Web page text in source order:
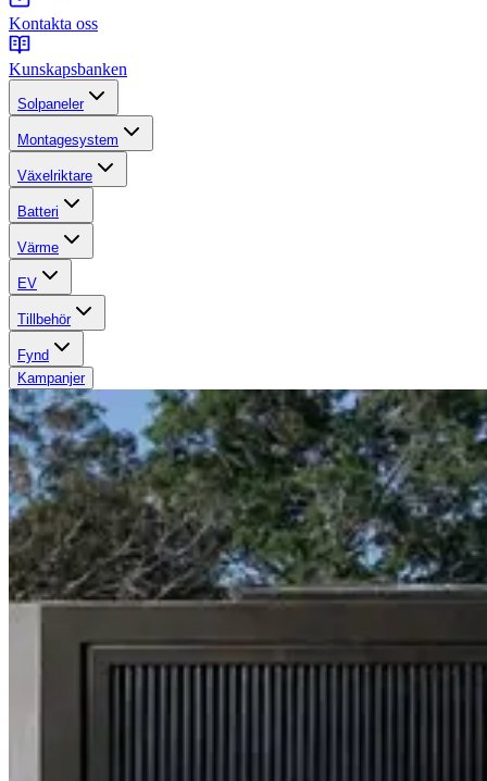
Kontakta oss
Kunskapsbanken
Solpaneler
Montagesystem
Växelriktare
Batteri
Värme
EV
Tillbehör
Fynd
Kampanjer